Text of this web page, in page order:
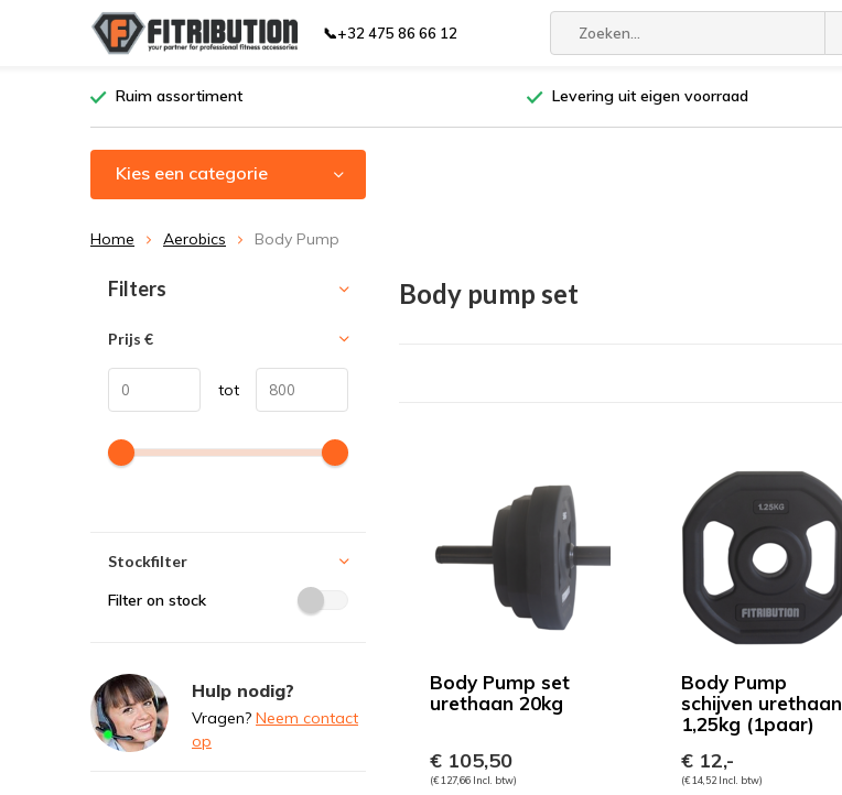
📞+32 475 86 66 12
Ruim assortiment Levering uit eigen voorraad
Kies een categorie
Home Aerobics Body Pump
Body pump set
Body Pump set
urethaan 20kg
€ 105,50
(€ 127,66 Incl. btw)
Body Pump
schijven urethaan
1,25kg (1paar)
€ 12,-
(€ 14,52 Incl. btw)
Sorteren op:
Filters
Prijs €
tot
Stockfilter
Filter on stock
Hulp nodig?
Vragen? Neem contact
op